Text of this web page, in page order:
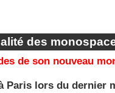
des
de son nouveau
Paris lors du dernier